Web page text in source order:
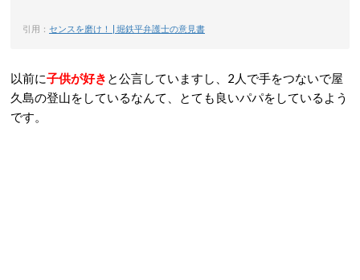
引用： センスを磨け！ | 堀鉄平弁護士の意見書
以前に子供が好き と公言していますし、2人で手をつないで屋
久島の登山をしているなんて、とても良いパパをしているよう
です。